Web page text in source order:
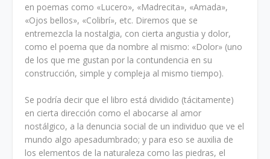
en poemas como «Lucero», «Madrecita», «Amada»,
«Ojos bellos», «Colibrí», etc. Diremos que se
entremezcla la nostalgia, con cierta angustia y dolor,
como el poema que da nombre al mismo: «Dolor» (uno
de los que me gustan por la contundencia en su
construcción, simple y compleja al mismo tiempo).
Se podría decir que el libro está dividido (tácitamente)
en cierta dirección como el abocarse al amor
nostálgico, a la denuncia social de un individuo que ve el
mundo algo apesadumbrado; y para eso se auxilia de
los elementos de la naturaleza como las piedras, el